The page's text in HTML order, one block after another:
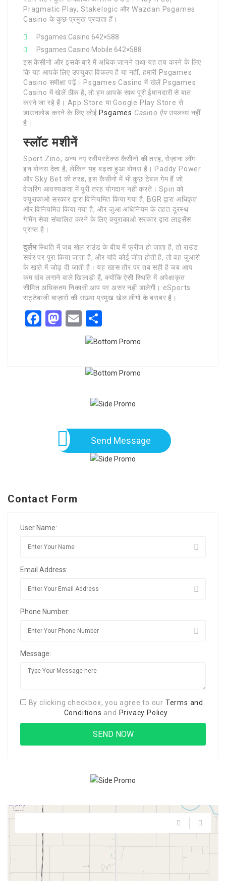
Pragmatic Play, Stakelogic और Wazdan Psgames
Casino के कुछ प्रमुख प्रदाता हैं।
Psgames Casino 642×588
Psgames Casino Mobile 642×588
इस कैसीनो और इसके बारे में अधिक जानने तथा यह तय करने के लिए
कि यह आपके लिए उपयुक्त विकल्प है या नहीं, हमारी Psgames
Casino समीक्षा पढ़ें। Psgames Casino में खेलें Psgames
Casino में खेलें ठीक है, तो हम आपके साथ पूरी ईमानदारी से बात
करने जा रहे हैं। App Store या Google Play Store से
डाउनलोड करने के लिए कोई Psgames Casino ऐपउपलब्ध नहीं
है।
स्लॉट मशीनें
Sport Zino, अन्य नए स्वीपस्टेक्स कैसीनो की तरह, रोज़ाना लॉग-
इन बोनस देता है, लेकिन यह बढ़ता हुआ बोनस है। Paddy Power
और Sky Bet की तरह, इस कैसीनो में भी कुछ टेबल गेम हैं जो
वेजरिंग आवश्यकता में पूरी तरह योगदान नहीं करते। Spin को
क्यूराकाओ सरकार द्वारा विनियमित किया गया है, BGR द्वारा अधिकृत
और विनियमित किया गया है, और जुआ अधिनियम के तहत दूरस्थ
गेमिंग सेवा संचालित करने के लिए क्यूराकाओ सरकार द्वारा लाइसेंस
प्राप्त है।
दुर्लभस्थिति में जब खेल राउंड के बीच में फ्रीज हो जाता है, तो राउंड
सर्वर पर पूरा किया जाता है, और यदि कोई जीत होती है, तो वह जुआरी
के खाते में जोड़ दी जाती है। यह खास तौर पर तब सही है जब आप
कम दांव लगाने वाले खिलाड़ी हैं, क्योंकि ऐसी स्थिति में अपेक्षाकृत
सीमित अधिकतम निकासी आप पर असर नहीं डालेगी। eSports
सट्टेबाजी बाज़ारों की संख्या प्रमुख खेल लीगों के बराबर है।
Facebook
Mastodon
Email
Send Message
Contact Form
User Name:
Email Address:
Phone Number:
Message:
By clicking checkbox, you agree to our Terms and
Conditions and Privacy Policy